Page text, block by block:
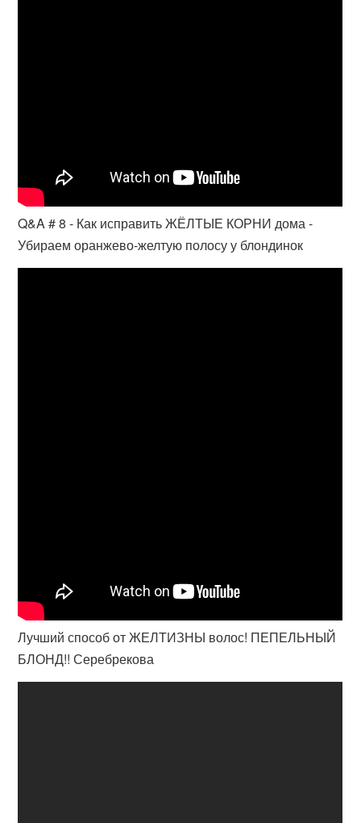
Q&A # 8 - Как исправить ЖЁЛТЫЕ КОРНИ дома -
Убираем оранжево-желтую полосу у блондинок
Лучший способ от ЖЕЛТИЗНЫ волос! ПЕПЕЛЬНЫЙ
БЛОНД!! Серебрекова